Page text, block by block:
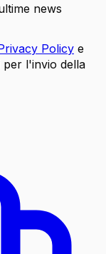
news
Policy e
per l'invio della